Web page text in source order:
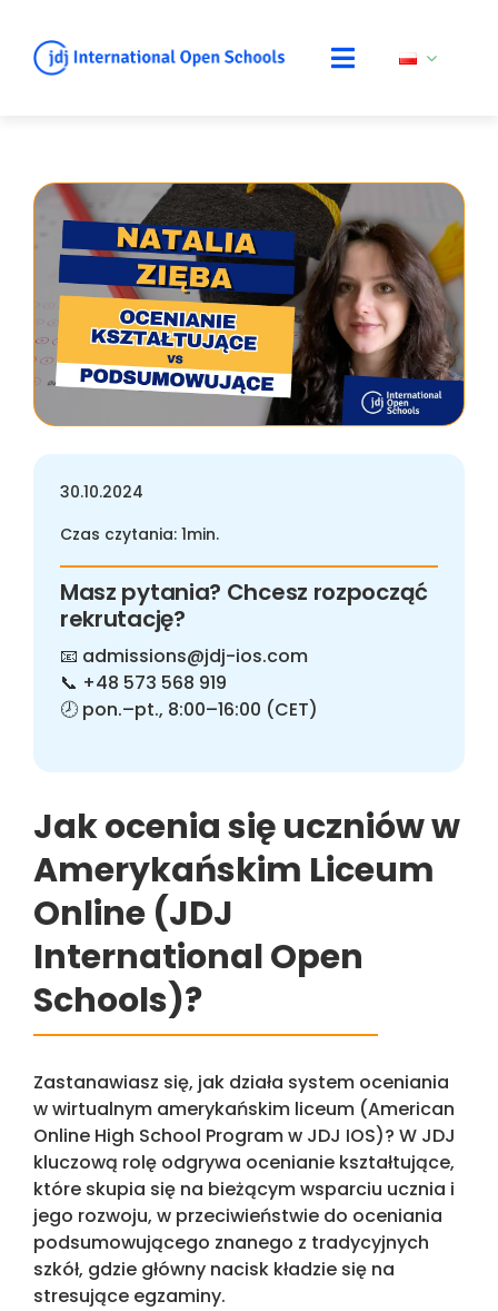
content
30.10.2024
Czas czytania: 1min.
Masz pytania? Chcesz rozpocząć
rekrutację?
📧 admissions@jdj-ios.com
📞 +48 573 568 919
🕗 pon.–pt., 8:00–16:00 (CET)
Jak ocenia się uczniów w
Amerykańskim Liceum
Online (JDJ
International Open
Schools)?
Zastanawiasz się, jak działa system oceniania
w wirtualnym amerykańskim liceum(American
Online High School Program w JDJ IOS)? W JDJ
kluczową rolę odgrywa ocenianie kształtujące,
które skupia się na bieżącym wsparciu ucznia i
jego rozwoju, w przeciwieństwie do oceniania
podsumowującego znanego z tradycyjnych
szkół, gdzie główny nacisk kładzie się na
stresujące egzaminy.